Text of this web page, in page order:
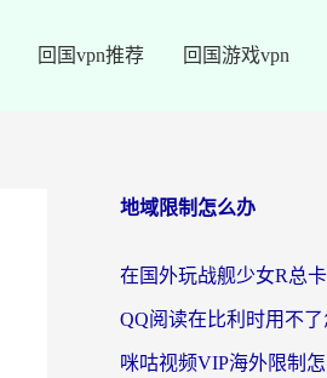
回国vpn推荐 回国游戏vpn
地域限制怎么办